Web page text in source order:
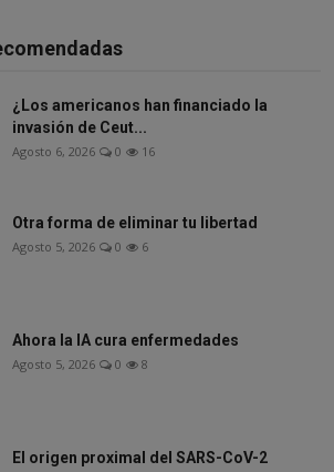
¿Los americanos han financiado la
invasión de Ceut...
Agosto 6, 2026 0 16
Otra forma de eliminar tu libertad
Agosto 5, 2026 0 6
Ahora la IA cura enfermedades
Agosto 5, 2026 0 8
El origen proximal del SARS-CoV-2